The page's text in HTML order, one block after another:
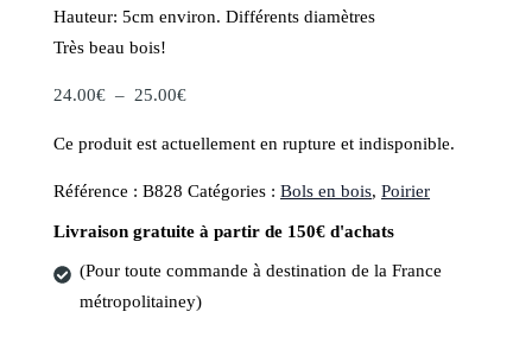
Hauteur: 5cm environ. Différents diamètres
Très beau bois!
24.00€ – 25.00€Plage
prix :
24.00€
Ce produit est actuellement en rupture et indisponible.
Référence :B828 Catégories :Bols en bois,Poirier
Livraison gratuite à partir de 150€ d'achats
(Pour toute commande à destination de la France
métropolitainey)